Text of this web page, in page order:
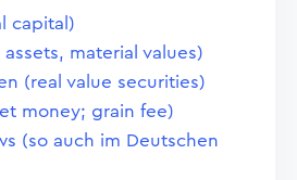
capital)
material values)
(real value securities)
money; grain fee)
(so auch im Deutschen